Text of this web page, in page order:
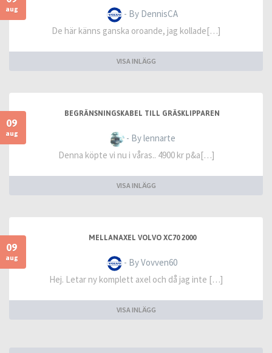
aug
- By DennisCA
De här känns ganska oroande, jag kollade[…]
VISA INLÄGG
09
aug
BEGRÄNSNINGSKABEL TILL GRÄSKLIPPAREN
- By lennarte
Denna köpte vi nu i våras.. 4900 kr p&a[…]
VISA INLÄGG
09
aug
MELLANAXEL VOLVO XC70 2000
- By Vovven60
Hej. Letar ny komplett axel och då jag inte […]
VISA INLÄGG